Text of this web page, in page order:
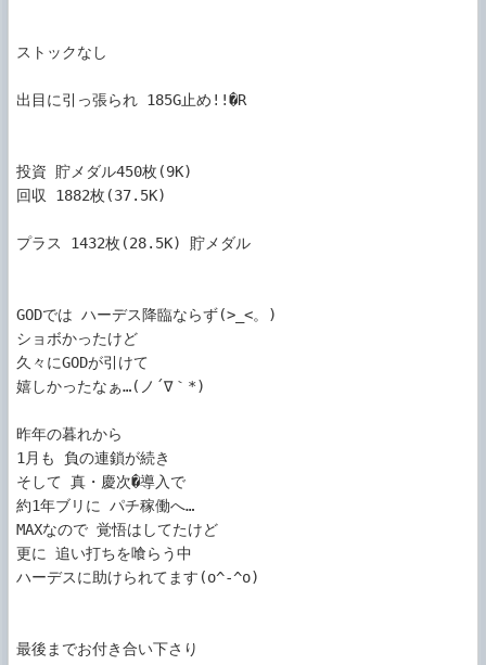
ストックなし
出目に引っ張られ 185G止め!!�R
投資 貯メダル450枚(9K)
回収 1882枚(37.5K)
プラス 1432枚(28.5K) 貯メダル
GODでは ハーデス降臨ならず(>_<。)
ショボかったけど
久々にGODが引けて
嬉しかったなぁ…(ノ´∇｀*)
昨年の暮れから
1月も 負の連鎖が続き
そして 真・慶次�導入で
約1年ブリに パチ稼働へ…
MAXなので 覚悟はしてたけど
更に 追い打ちを喰らう中
ハーデスに助けられてます(o^-^o)
最後までお付き合い下さり